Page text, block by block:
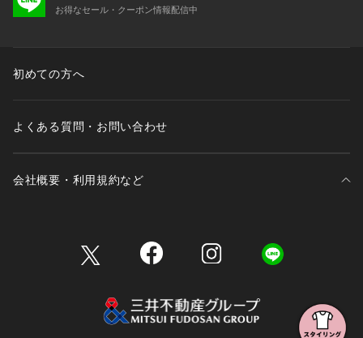
お得なセール・クーポン情報配信中
初めての方へ
よくある質問・お問い合わせ
会社概要・利用規約など